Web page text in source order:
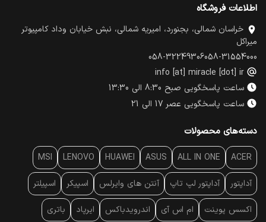
اطلاعات فروشگاه
خراسان شمالی، بجنورد، امیریه شمالی، نبش خیابان وداد کامپیوتر
میراکل
058-31554000
058-32249306
info [at] miracle [dot] ir
ساعت پاسخگویی صبح 8:30 الی 13:30
ساعت پاسخگویی عصر 17 الی 21
دسته‌های محصولات
ACER
ALL IN ONE
ASUS
HUAWEI
LENOVO
MSI
آداپتور آداپتور لپ تاپ آنتن‌ های وایرلس اسپیکر اسپیلتر
اکسس پوینت ام اس آی اندرویدباکس ایرپاد باتری